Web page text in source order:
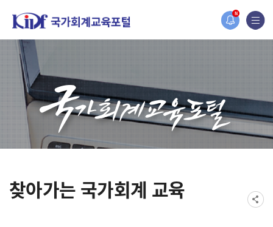
N
홈페이지가 새롭게 개편되었습니다.
한국조세재정연구원홈페이지가 새롭게 개설되었습니다.
찾아가는 국가회계 교육